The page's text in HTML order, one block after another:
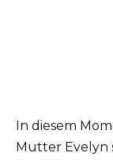
In diesem
Mutter Evelyn